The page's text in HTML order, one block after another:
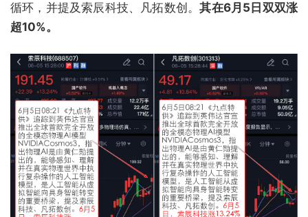
循环，并提及索辰科技、凡拓数创。其在6月5日双双涨
超10%。